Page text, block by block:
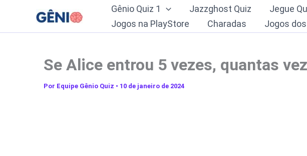
o
Gênio Quiz 1 Jazzghost Quiz Jegue
Jogos na PlayStore
Charadas Jogos
Se Alice entrou 5 vezes, quantas
Por Equipe Gênio Quiz • 10 de janeiro de 2024